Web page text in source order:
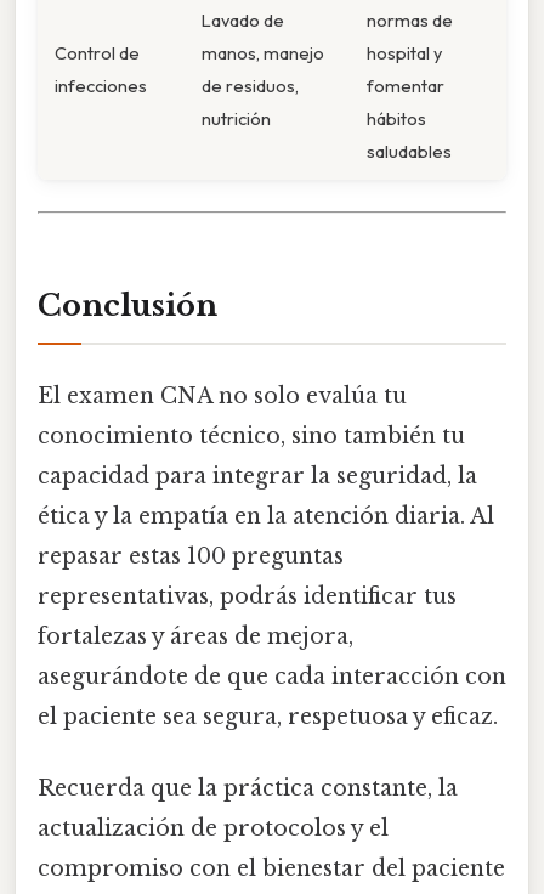
Control de
infecciones
Lavado de
manos, manejo
de residuos,
nutrición
normas de
hospital y
fomentar
hábitos
saludables
Conclusión
El examen CNA no solo evalúa tu
conocimiento técnico, sino también tu
capacidad para integrar la seguridad, la
ética y la empatía en la atención diaria. Al
repasar estas 100 preguntas
representativas, podrás identificar tus
fortalezas y áreas de mejora,
asegurándote de que cada interacción con
el paciente sea segura, respetuosa y eficaz.
Recuerda que la práctica constante, la
actualización de protocolos y el
compromiso con el bienestar del paciente